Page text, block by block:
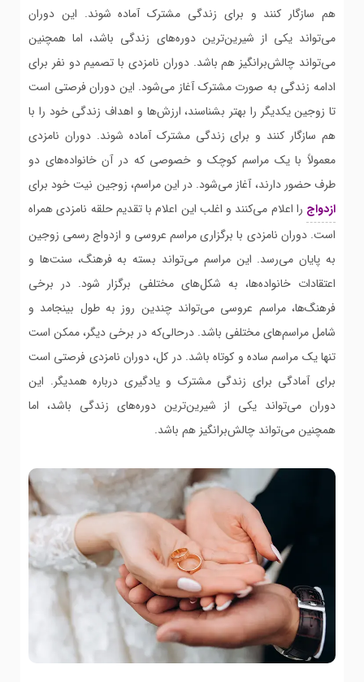
هم سازگار کنند و برای زندگی مشترک آماده شوند. این دوران
می‌تواند یکی از شیرین‌ترین دوره‌های زندگی باشد، اما همچنین
می‌تواند چالش‌برانگیز هم باشد. دوران نامزدی با تصمیم دو نفر برای
ادامه زندگی به صورت مشترک آغاز می‌شود. این دوران فرصتی است
تا زوجین یکدیگر را بهتر بشناسند، ارزش‌ها و اهداف زندگی خود را با
هم سازگار کنند و برای زندگی مشترک آماده شوند. دوران نامزدی
معمولاً با یک مراسم کوچک و خصوصی که در آن خانواده‌های دو
طرف حضور دارند، آغاز می‌شود. در این مراسم، زوجین نیت خود برای
ازدواج را اعلام می‌کنند و اغلب این اعلام با تقدیم حلقه نامزدی همراه
است. دوران نامزدی با برگزاری مراسم عروسی و ازدواج رسمی زوجین
به پایان می‌رسد. این مراسم می‌تواند بسته به فرهنگ، سنت‌ها و
اعتقادات خانواده‌ها، به شکل‌های مختلفی برگزار شود. در برخی
فرهنگ‌ها، مراسم عروسی می‌تواند چندین روز به طول بینجامد و
شامل مراسم‌های مختلفی باشد. درحالی‌که در برخی دیگر، ممکن است
تنها یک مراسم ساده و کوتاه باشد. در کل، دوران نامزدی فرصتی است
برای آمادگی برای زندگی مشترک و یادگیری درباره همدیگر. این
دوران می‌تواند یکی از شیرین‌ترین دوره‌های زندگی باشد، اما
همچنین می‌تواند چالش‌برانگیز هم باشد.